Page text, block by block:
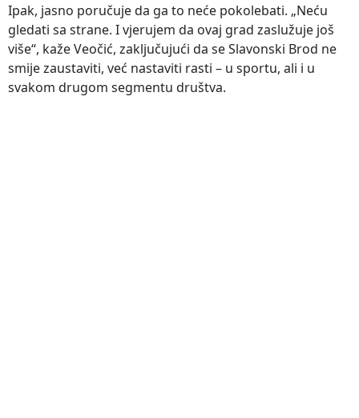
Ipak, jasno poručuje da ga to neće pokolebati. „Neću
gledati sa strane. I vjerujem da ovaj grad zaslužuje još
više“, kaže Veočić, zaključujući da se Slavonski Brod ne
smije zaustaviti, već nastaviti rasti – u sportu, ali i u
svakom drugom segmentu društva.